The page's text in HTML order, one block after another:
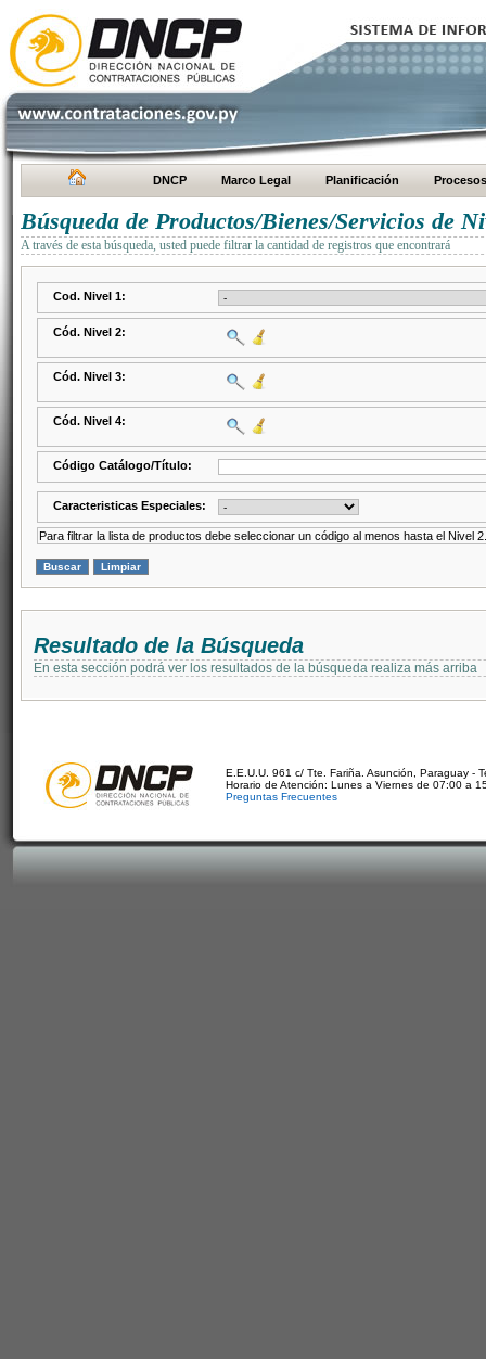
DNCP Marco Legal Planificación Procesos
Búsqueda de Productos/Bienes/Servicios de
A través de esta búsqueda, usted puede filtrar la cantidad de registros que encontrará
Cod. Nivel 1:
Cód. Nivel 2:
Cód. Nivel 3:
Cód. Nivel 4:
Código Catálogo/Título:
Caracteristicas Especiales:
Para filtrar la lista de productos debe seleccionar un código al menos hasta el Nivel 2.
Resultado de la Búsqueda
En esta sección podrá ver los resultados de la búsqueda realiza más arriba
E.E.U.U. 961 c/ Tte. Fariña. Asunción, Paraguay -
Horario de Atención: Lunes a Viernes de 07:00 a
Preguntas Frecuentes